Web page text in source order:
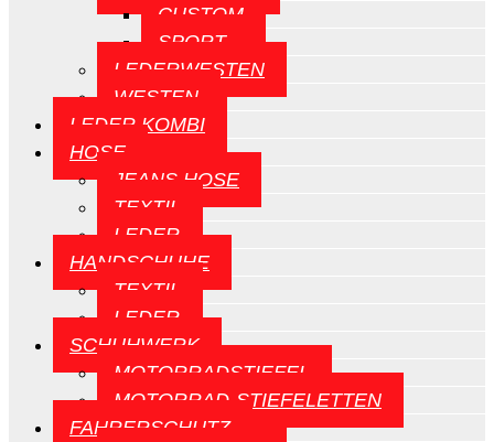
CUSTOM
SPORT
LEDERWESTEN
WESTEN
LEDER KOMBI
HOSE
JEANS HOSE
TEXTIL
LEDER
HANDSCHUHE
TEXTIL
LEDER
SCHUHWERK
MOTORRADSTIEFEL
MOTORRAD-STIEFELETTEN
FAHRERSCHUTZ